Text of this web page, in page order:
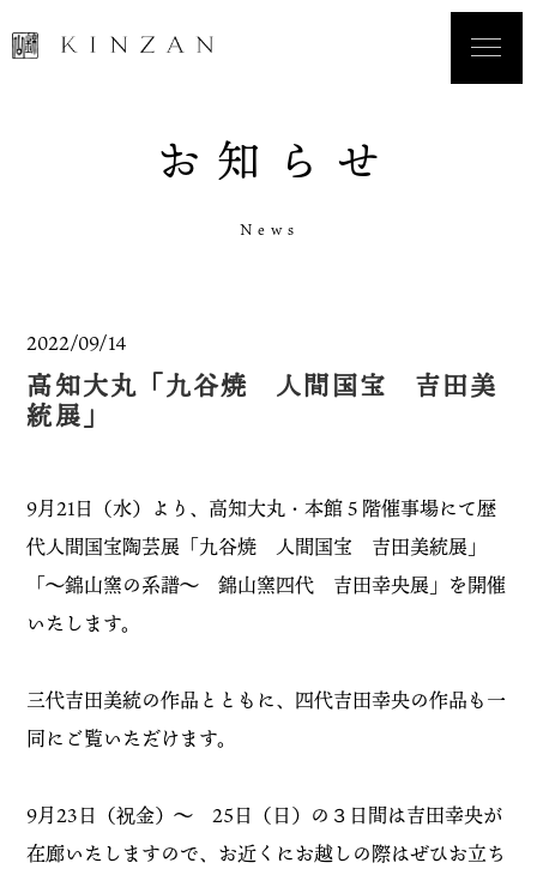
お 知 ら せ
N e w s
2022/09/14
高知大丸「九谷焼 人間国宝 吉田美
統展」
9月21日（水）より、高知大丸・本館５階催事場にて歴
代人間国宝陶芸展「九谷焼 人間国宝 吉田美統展」
「〜錦山窯の系譜〜 錦山窯四代 吉田幸央展」を開催
いたします。
三代吉田美統の作品とともに、四代吉田幸央の作品も一
同にご覧いただけます。
9月23日（祝金）〜 25日（日）の３日間は吉田幸央が
在廊いたしますので、お近くにお越しの際はぜひお立ち